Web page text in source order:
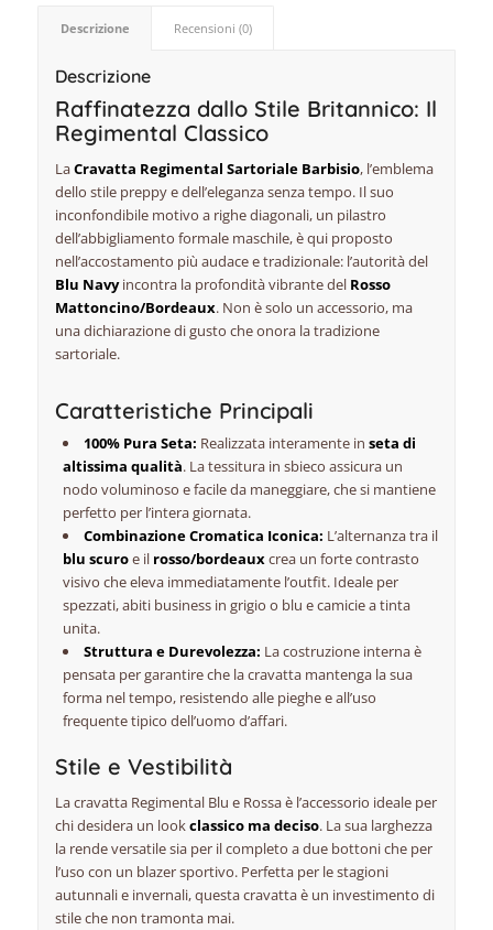
Descrizione Recensioni (0)
Descrizione
Raffinatezza dallo Stile Britannico: Il
Regimental Classico
LaCravatta Regimental Sartoriale Barbisio, l’emblema
dello stile preppye dell’eleganza senza tempo. Il suo
inconfondibile motivo a righe diagonali, un pilastro
dell’abbigliamento formale maschile, è qui proposto
nell’accostamento più audace e tradizionale: l’autorità del
Blu Navyincontra la profondità vibrante del Rosso
Mattoncino/Bordeaux. Non è solo un accessorio, ma
una dichiarazione di gusto che onora la tradizione
sartoriale.
Caratteristiche Principali
100% Pura Seta: Realizzata interamente in seta di
altissima qualità. La tessitura in sbieco assicura un
nodo voluminoso e facile da maneggiare, che si mantiene
perfetto per l’intera giornata.
Combinazione Cromatica Iconica: L’alternanza tra il
blu scuroe il rosso/bordeauxcrea un forte contrasto
visivo che eleva immediatamente l’outfit. Ideale per
spezzati, abiti business in grigio o blu e camicie a tinta
unita.
Struttura e Durevolezza: La costruzione interna è
pensata per garantire che la cravatta mantenga la sua
forma nel tempo, resistendo alle pieghe e all’uso
frequente tipico dell’uomo d’affari.
Stile e Vestibilità
La cravatta Regimental Blu e Rossa è l’accessorio ideale per
chi desidera un lookclassico ma deciso. La sua larghezza
la rende versatile sia per il completo a due bottoni che per
l’uso con un blazer sportivo. Perfetta per le stagioni
autunnali e invernali, questa cravatta è un investimento di
stile che non tramonta mai.